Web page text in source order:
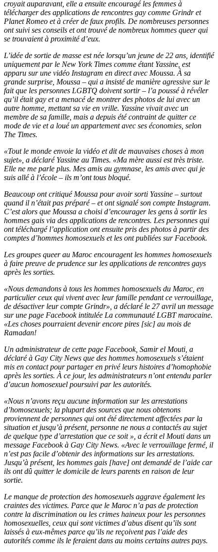
croyait auparavant, elle a ensuite encouragé les femmes à
télécharger des applications de rencontres gay comme Grindr et
Planet Romeo et à créer de faux profils. De nombreuses personnes
ont suivi ses conseils et ont trouvé de nombreux hommes queer qui
se trouvaient à proximité d’eux.
L’idée de sortie de masse est née lorsqu’un jeune de 22 ans, identifié
uniquement par le New York Times comme étant Yassine, est
apparu sur une vidéo Instagram en direct avec Moussa. À sa
grande surprise, Moussa – qui a insisté de manière agressive sur le
fait que les personnes LGBTQ doivent sortir – l’a poussé à révéler
qu’il était gay et a menacé de montrer des photos de lui avec un
autre homme, mettant sa vie en vrille. Yassine vivait avec un
membre de sa famille, mais a depuis été contraint de quitter ce
mode de vie et a loué un appartement avec ses économies, selon
The Times.
«Tout le monde envoie la vidéo et dit de mauvaises choses à mon
sujet», a déclaré Yassine au Times. «Ma mère aussi est très triste.
Elle ne me parle plus. Mes amis au gymnase, les amis avec qui je
suis allé à l’école – ils m’ont tous bloqué.
Beaucoup ont critiqué Moussa pour avoir sorti Yassine – surtout
quand il n’était pas préparé – et ont signalé son compte Instagram.
C’est alors que Moussa a choisi d’encourager les gens à sortir les
hommes gais via des applications de rencontres. Les personnes qui
ont téléchargé l’application ont ensuite pris des photos à partir des
comptes d’hommes homosexuels et les ont publiées sur Facebook.
Les groupes queer au Maroc encouragent les hommes homosexuels
à faire preuve de prudence sur les applications de rencontres gays
après les sorties.
«Nous demandons à tous les hommes homosexuels du Maroc, en
particulier ceux qui vivent avec leur famille pendant ce verrouillage,
de désactiver leur compte Grindr», a déclaré le 27 avril un message
sur une page Facebook intitulée La communauté LGBT marocaine.
«Les choses pourraient devenir encore pires [sic] au mois de
Ramadan!
Un administrateur de cette page Facebook, Samir el Mouti, a
déclaré à Gay City News que des hommes homosexuels s’étaient
mis en contact pour partager en privé leurs histoires d’homophobie
après les sorties. À ce jour, les administrateurs n’ont entendu parler
d’aucun homosexuel poursuivi par les autorités.
«Nous n’avons reçu aucune information sur les arrestations
d’homosexuels; la plupart des sources que nous obtenons
proviennent de personnes qui ont été directement affectées par la
situation et jusqu’à présent, personne ne nous a contactés au sujet
de quelque type d’arrestation que ce soit », a écrit el Mouti dans un
message Facebook à Gay City News. «Avec le verrouillage fermé, il
n’est pas facile d’obtenir des informations sur les arrestations.
Jusqu’à présent, les hommes gais [have] ont demandé de l’aide car
ils ont dû quitter le domicile de leurs parents en raison de leur
sortie.
Le manque de protection des homosexuels aggrave également les
craintes des victimes. Parce que le Maroc n’a pas de protection
contre la discrimination ou les crimes haineux pour les personnes
homosexuelles, ceux qui sont victimes d’abus disent qu’ils sont
laissés à eux-mêmes parce qu’ils ne reçoivent pas l’aide des
autorités comme ils le feraient dans au moins certains autres pays.